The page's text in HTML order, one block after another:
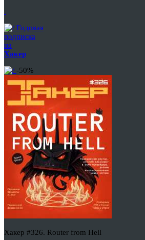
Годовая
подписка
на
Хакер
-50%
Хакер #326. Router from Hell